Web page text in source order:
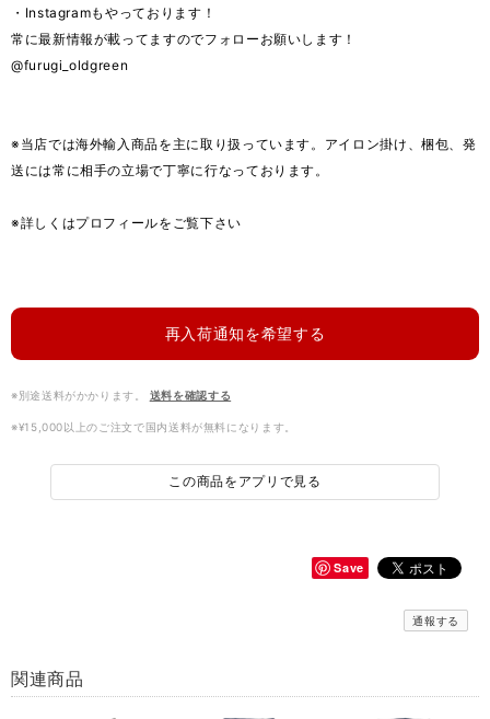
・Instagramもやっております！
常に最新情報が載ってますのでフォローお願いします！
@furugi_oldgreen
※当店では海外輸入商品を主に取り扱っています。アイロン掛け、梱包、発
送には常に相手の立場で丁寧に行なっております。
※詳しくはプロフィールをご覧下さい
再入荷通知を希望する
※別途送料がかかります。 送料を確認する
※¥15,000以上のご注文で国内送料が無料になります。
この商品をアプリで見る
Save
通報する
関連商品